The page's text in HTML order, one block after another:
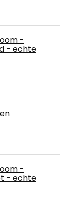
-
- echte
-
- echte